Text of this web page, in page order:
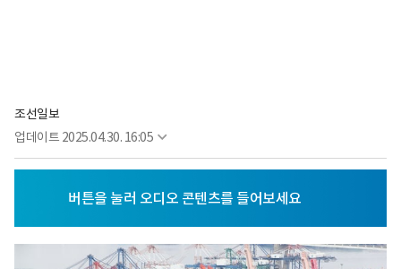
조선일보
업데이트 2025.04.30. 16:05